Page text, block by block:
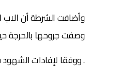
وأضافت الشرطة أن الاب
وصفت جروحها بالحرجة
.ووفقا لإفادات الشهود